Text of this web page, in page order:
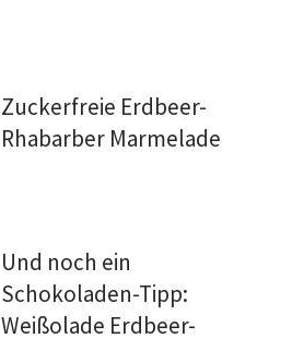
Zuckerfreie Erdbeer-
Rhabarber Marmelade
Und noch ein
Schokoladen-Tipp:
Weißolade Erdbeer-